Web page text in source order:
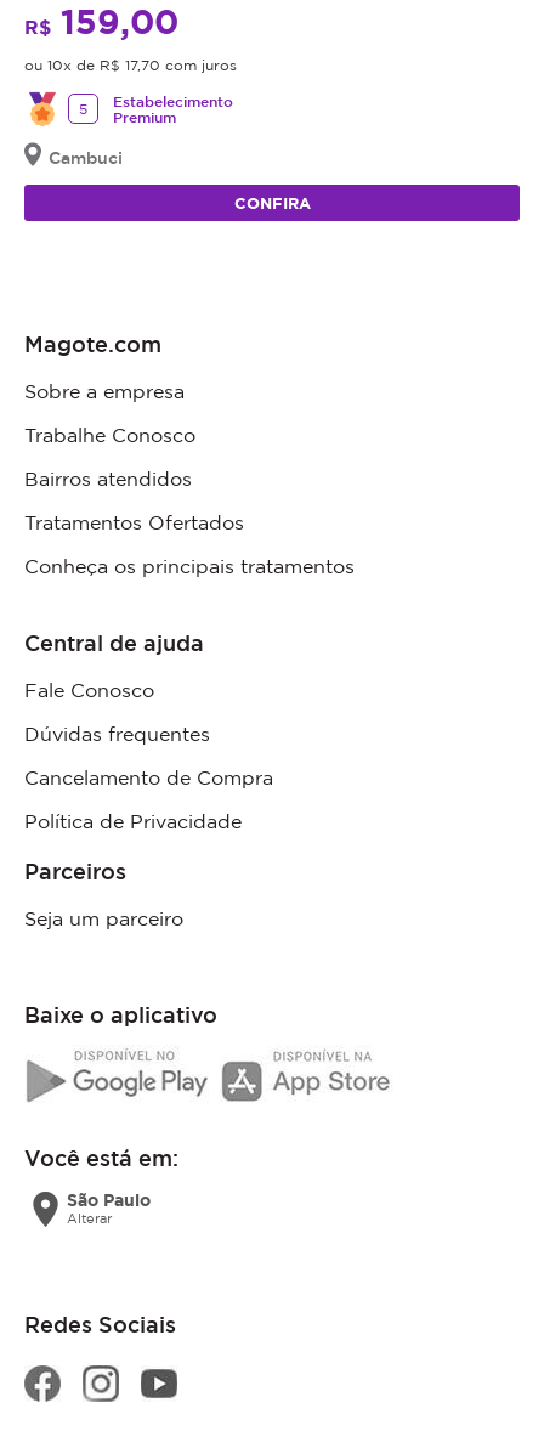
R$ 159,00
ou 10x de R$ 17,70 com juros
5
Estabelecimento
Premium
Cambuci
CONFIRA
Magote.com
Sobre a empresa
Trabalhe Conosco
Bairros atendidos
Tratamentos Ofertados
Conheça os principais tratamentos
Central de ajuda
Fale Conosco
Dúvidas frequentes
Cancelamento de Compra
Política de Privacidade
Parceiros
Seja um parceiro
Baixe o aplicativo
Você está em:
location_on São Paulo
Alterar
Redes Sociais